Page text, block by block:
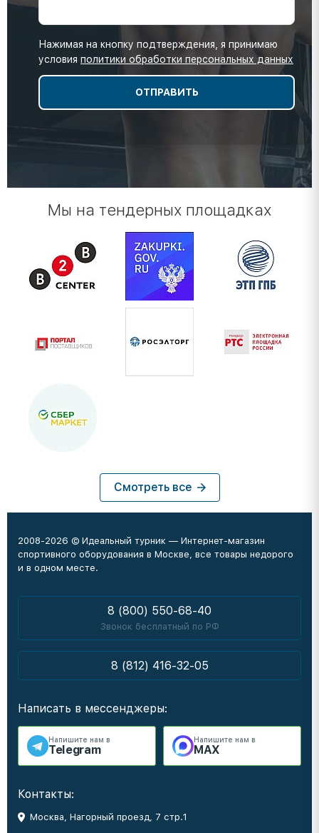
Нажимая на кнопку подтверждения, я принимаю
условия политики обработки персональных данных
Мы на тендерных площадках
Смотреть все
2008-2026 © Идеальный турник — Интернет-магазин
спортивного оборудования в Москве, все товары недорого
и в одном месте.
8 (800) 550-68-40
Звонок бесплатный по РФ
8 (812) 416-32-05
Написать в мессенджеры:
Напишите нам в
Telegram
Напишите нам в
MAX
Контакты:
Москва, Нагорный проезд, 7 стр.1